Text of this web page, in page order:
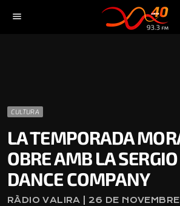
menu
CULTURA
LA TEMPORADA
OBRE AMB LA
DANCE COMPANY
RÀDIO VALIRA | 26 DE